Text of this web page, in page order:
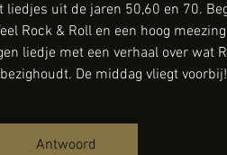
liedjes uit de jaren 50,60 en 70.
Rock & Roll en een hoog
liedje met een verhaal over wat
De middag vliegt
Antwoord